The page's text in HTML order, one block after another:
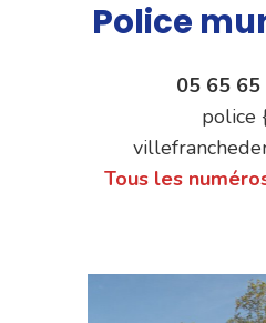
Police
05 65
police
Tous les